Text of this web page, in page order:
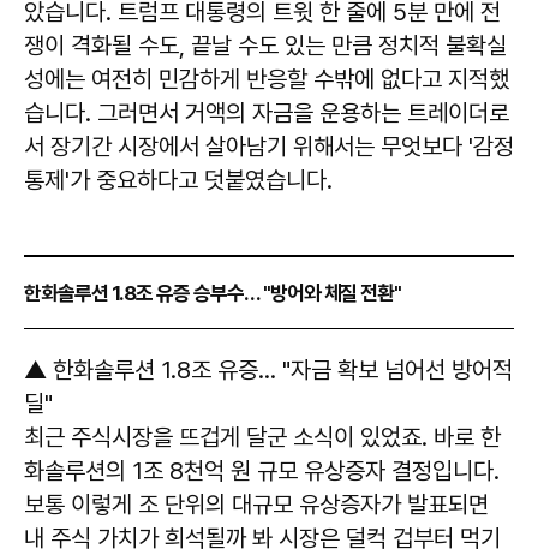
았습니다. 트럼프 대통령의 트윗 한 줄에 5분 만에 전
쟁이 격화될 수도, 끝날 수도 있는 만큼 정치적 불확실
성에는 여전히 민감하게 반응할 수밖에 없다고 지적했
습니다. 그러면서 거액의 자금을 운용하는 트레이더로
서 장기간 시장에서 살아남기 위해서는 무엇보다 '감정
통제'가 중요하다고 덧붙였습니다.
한화솔루션 1.8조 유증 승부수… "방어와 체질 전환"
​​​​​​​▲ 한화솔루션 1.8조 유증… "자금 확보 넘어선 방어적
딜"
최근 주식시장을 뜨겁게 달군 소식이 있었죠. 바로 한
화솔루션의 1조 8천억 원 규모 유상증자 결정입니다.
보통 이렇게 조 단위의 대규모 유상증자가 발표되면
내 주식 가치가 희석될까 봐 시장은 덜컥 겁부터 먹기